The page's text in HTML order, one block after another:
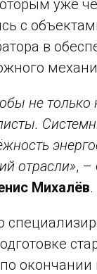
уже
с
в
не
отрасли», –
Михалёв.